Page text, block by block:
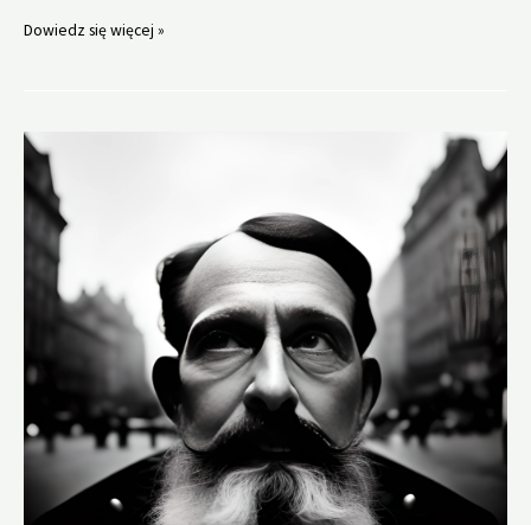
Kosmiczne
Dowiedz się więcej »